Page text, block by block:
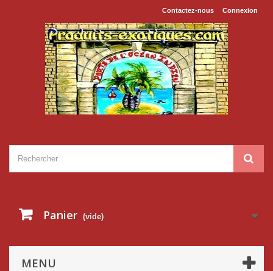
Connexion
Contactez-nous
Panier (vide)
MENU